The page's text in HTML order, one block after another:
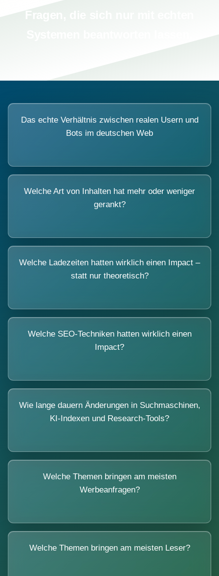
Das echte Verhältnis zwischen realen Usern und
Bots im deutschen Web
Welche Art von Inhalten hat mehr oder weniger
gerankt?
Welche Ladezeiten hatten wirklich einen Impact –
statt nur theoretisch?
Welche SEO-Techniken hatten wirklich einen
Impact?
Wie lange dauern Änderungen in Suchmaschinen,
KI-Indexen und Research-Tools?
Welche Themen bringen am meisten
Werbeanfragen?
Welche Themen bringen am meisten Leser?